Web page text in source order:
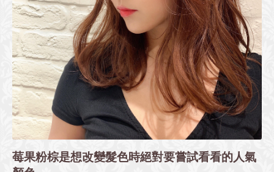
莓果粉棕是想改變髮色時絕對要嘗試看看的人氣